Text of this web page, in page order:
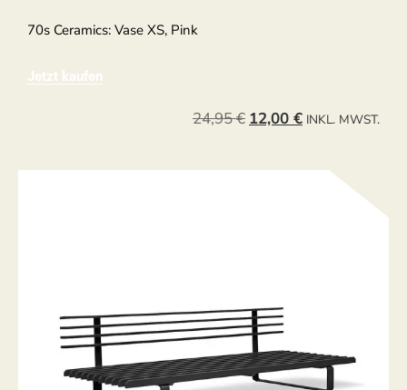
70s Ceramics: Vase XS, Pink
Jetzt kaufen
24,95€ 12,00 € INKL. MWST.